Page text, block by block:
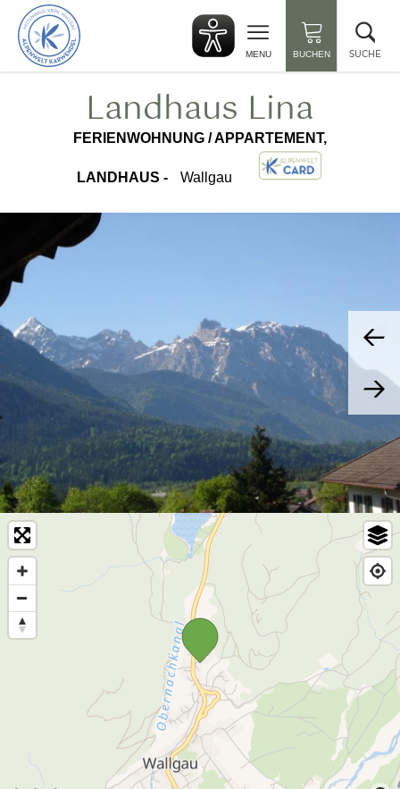
zurück
zur
Startseite
MENU BUCHEN SUCHE
Landhaus Lina
FERIENWOHNUNG / APPARTEMENT,
LANDHAUS - Wallgau